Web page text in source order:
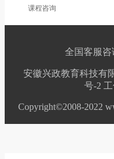
课程咨询
全国客服咨
安徽兴政教育科技有
号-2
Copyright©2008-2022